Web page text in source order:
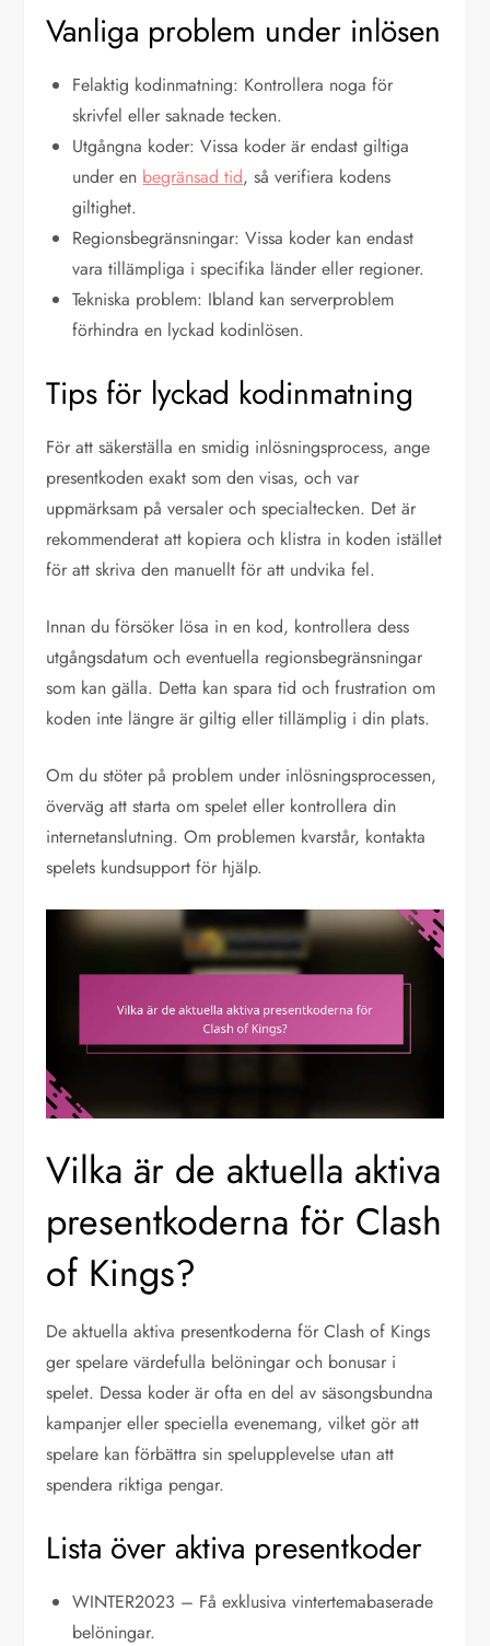
Vanliga problem under inlösen
Felaktig kodinmatning: Kontrollera noga för
skrivfel eller saknade tecken.
Utgångna koder: Vissa koder är endast giltiga
under en begränsad tid, så verifiera kodens
giltighet.
Regionsbegränsningar: Vissa koder kan endast
vara tillämpliga i specifika länder eller regioner.
Tekniska problem: Ibland kan serverproblem
förhindra en lyckad kodinlösen.
Tips för lyckad kodinmatning
För att säkerställa en smidig inlösningsprocess, ange
presentkoden exakt som den visas, och var
uppmärksam på versaler och specialtecken. Det är
rekommenderat att kopiera och klistra in koden istället
för att skriva den manuellt för att undvika fel.
Innan du försöker lösa in en kod, kontrollera dess
utgångsdatum och eventuella regionsbegränsningar
som kan gälla. Detta kan spara tid och frustration om
koden inte längre är giltig eller tillämplig i din plats.
Om du stöter på problem under inlösningsprocessen,
överväg att starta om spelet eller kontrollera din
internetanslutning. Om problemen kvarstår, kontakta
spelets kundsupport för hjälp.
Vilka är de aktuella aktiva
presentkoderna för Clash
of Kings?
De aktuella aktiva presentkoderna för Clash of Kings
ger spelare värdefulla belöningar och bonusar i
spelet. Dessa koder är ofta en del av säsongsbundna
kampanjer eller speciella evenemang, vilket gör att
spelare kan förbättra sin spelupplevelse utan att
spendera riktiga pengar.
Lista över aktiva presentkoder
WINTER2023 – Få exklusiva vintertemabaserade
belöningar.